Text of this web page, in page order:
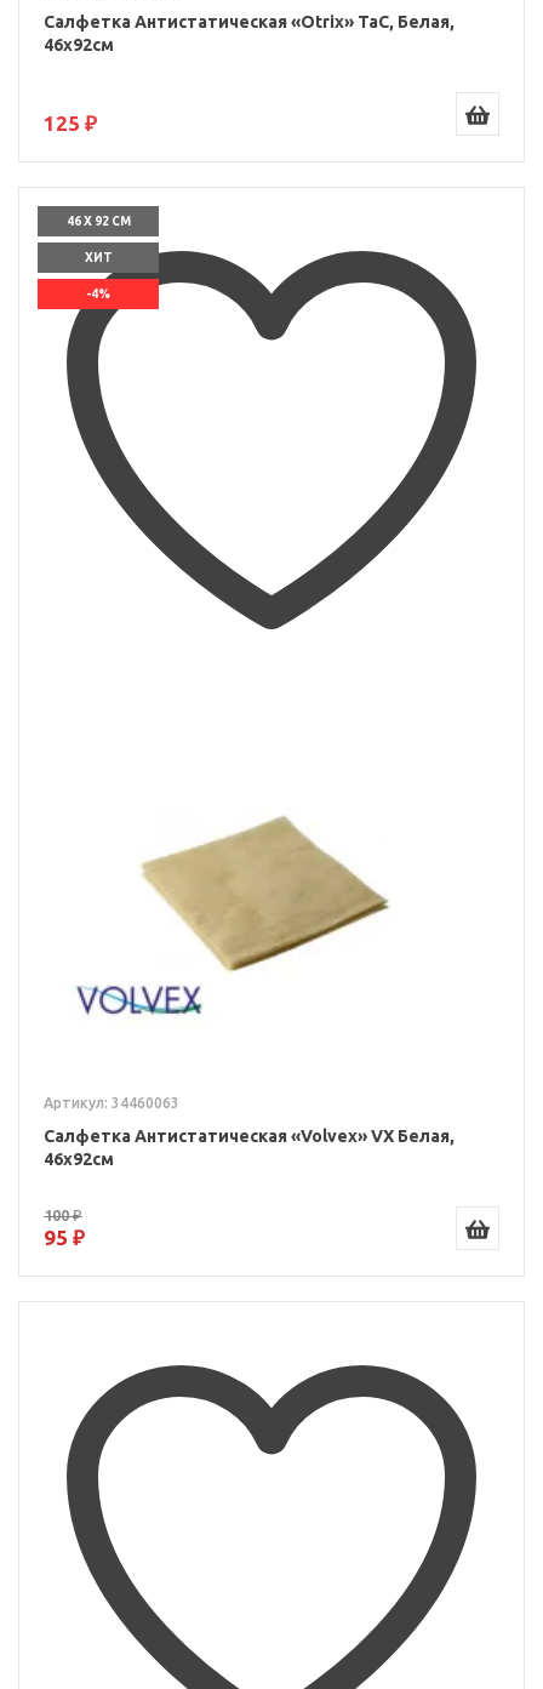
Салфетка Антистатическая «Otrix» TaC, Белая,
46x92см
125 ₽
46 X 92 СМ
ХИТ
-4%
Артикул: 34460063
Салфетка Антистатическая «Volvex» VX Белая,
46x92см
100 ₽
95 ₽